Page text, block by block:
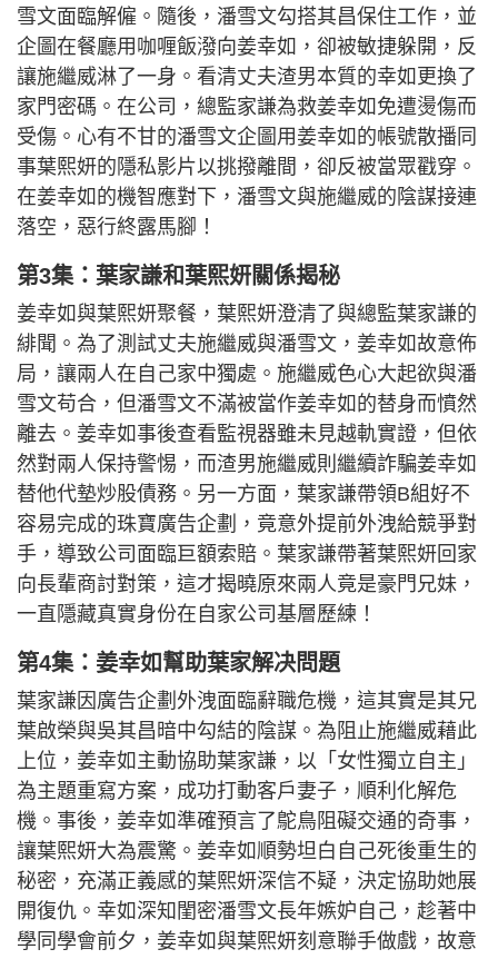
雪文面臨解僱。隨後，潘雪文勾搭其昌保住工作，並
企圖在餐廳用咖喱飯潑向姜幸如，卻被敏捷躲開，反
讓施繼威淋了一身。看清丈夫渣男本質的幸如更換了
家門密碼。在公司，總監家謙為救姜幸如免遭燙傷而
受傷。心有不甘的潘雪文企圖用姜幸如的帳號散播同
事葉熙妍的隱私影片以挑撥離間，卻反被當眾戳穿。
在姜幸如的機智應對下，潘雪文與施繼威的陰謀接連
落空，惡行終露馬腳！
第3集：葉家謙和葉熙妍關係揭秘
姜幸如與葉熙妍聚餐，葉熙妍澄清了與總監葉家謙的
緋聞。為了測試丈夫施繼威與潘雪文，姜幸如故意佈
局，讓兩人在自己家中獨處。施繼威色心大起欲與潘
雪文苟合，但潘雪文不滿被當作姜幸如的替身而憤然
離去。姜幸如事後查看監視器雖未見越軌實證，但依
然對兩人保持警惕，而渣男施繼威則繼續詐騙姜幸如
替他代墊炒股債務。另一方面，葉家謙帶領B組好不
容易完成的珠寶廣告企劃，竟意外提前外洩給競爭對
手，導致公司面臨巨額索賠。葉家謙帶著葉熙妍回家
向長輩商討對策，這才揭曉原來兩人竟是豪門兄妹，
一直隱藏真實身份在自家公司基層歷練！
第4集：姜幸如幫助葉家解决問題
葉家謙因廣告企劃外洩面臨辭職危機，這其實是其兄
葉啟榮與吳其昌暗中勾結的陰謀。為阻止施繼威藉此
上位，姜幸如主動協助葉家謙，以「女性獨立自主」
為主題重寫方案，成功打動客戶妻子，順利化解危
機。事後，姜幸如準確預言了鴕鳥阻礙交通的奇事，
讓葉熙妍大為震驚。姜幸如順勢坦白自己死後重生的
秘密，充滿正義感的葉熙妍深信不疑，決定協助她展
開復仇。幸如深知閨密潘雪文長年嫉妒自己，趁著中
學同學會前夕，姜幸如與葉熙妍刻意聯手做戲，故意